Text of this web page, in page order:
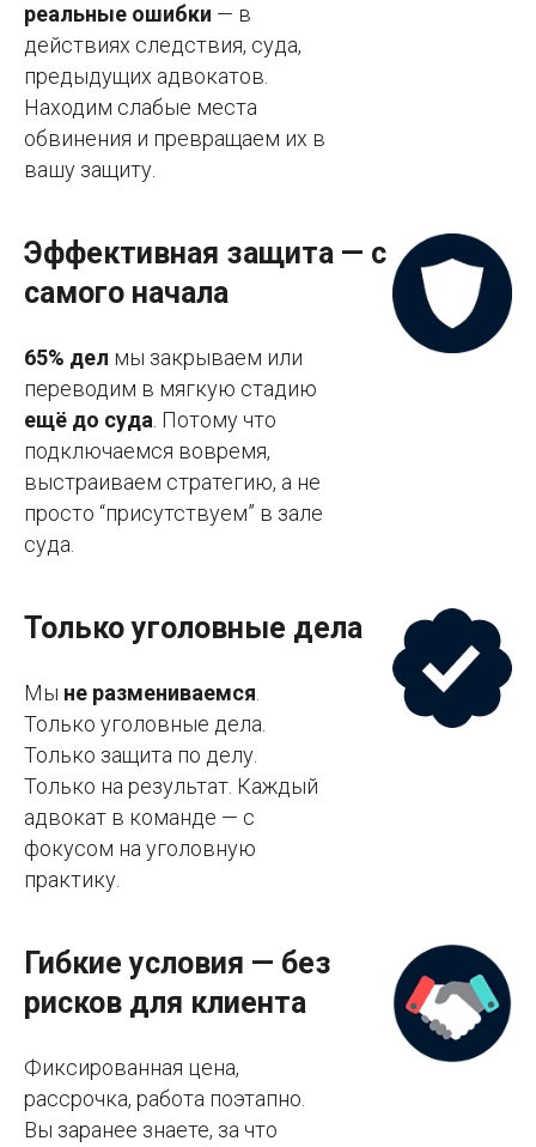
реальные ошибки — в
действиях следствия, суда,
предыдущих адвокатов.
Находим слабые места
обвинения и превращаем их в
вашу защиту.
Эффективная защита — с
самого начала
65% дел мы закрываем или
переводим в мягкую стадию
ещё до суда . Потому что
подключаемся вовремя,
выстраиваем стратегию, а не
просто “присутствуем” в зале
суда.
Только уголовные дела
Мы не размениваемся
Только уголовные дела.
Только защита по делу.
Только на результат. Каждый
адвокат в команде — с
фокусом на уголовную
практику.
Гибкие условия — без
рисков для клиента
Фиксированная цена,
рассрочка, работа поэтапно.
Вы заранее знаете, за что